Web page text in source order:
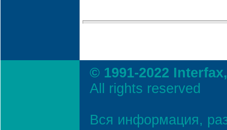
© 1991-2022
All rights reserved
Вся информация,